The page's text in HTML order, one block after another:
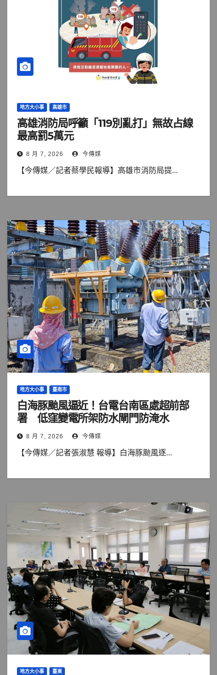
地方大小事 高雄市
高雄消防局呼籲「119別亂打」無故占線
最高罰5萬元
8 月 7, 2026 今傳媒
【今傳媒／記者蔡學民報導】高雄市消防局提...
地方大小事 臺南市
白海豚颱風逼近！台電台南區處超前部
署 低窪變電所架防水閘門防淹水
8 月 7, 2026 今傳媒
【今傳媒／記者張淑慧 報導】白海豚颱風逐...
地方大小事 臺東